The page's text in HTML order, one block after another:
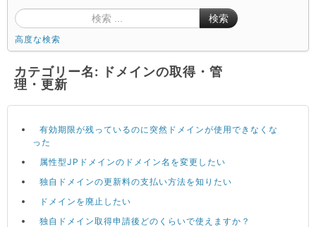
検索
高度な検索
カテゴリー名: ドメインの取得・管
理・更新
有効期限が残っているのに突然ドメインが使用できなくな
った
属性型JPドメインのドメイン名を変更したい
独自ドメインの更新料の支払い方法を知りたい
ドメインを廃止したい
独自ドメイン取得申請後どのくらいで使えますか？